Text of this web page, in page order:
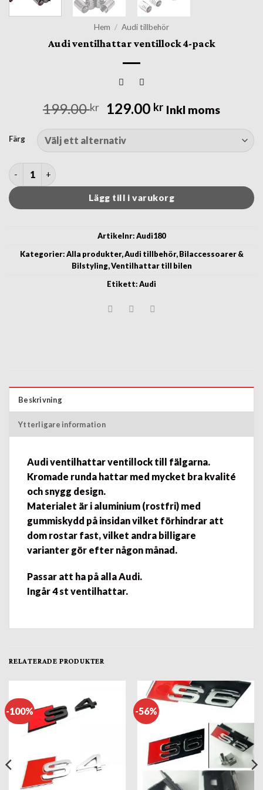
Hem / Audi tillbehör
Audi ventilhattar ventillock 4-pack
199.00kr
Det
priset
var:
129.00 krDet
är:
Inkl moms
Färg
Audi ventilhattar ventillock 4-pack mängd
Lägg till i varukorg
Artikelnr:Audi180
Kategorier:Alla produkter,Audi tillbehör,Bilaccessoarer &
Bilstyling,Ventilhattar till bilen
Etikett:Audi
Beskrivning
Ytterligare information
Audi ventilhattar ventillock till fälgarna.
Kromade runda hattar med mycket bra kvalité
och snygg design.
Materialet är i aluminium (rostfri) med
gummiskydd på insidan vilket förhindrar att
dom rostar fast, vilket andra billigare
varianter gör efter någon månad.
Passar att ha på alla Audi.
Ingår 4 st ventilhattar.
RELATERADE PRODUKTER
-100% -56%